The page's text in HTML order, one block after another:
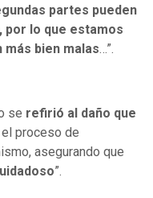
partes pueden
por lo que estamos
bien malas…”.
se refirió al daño que
proceso de
asegurando que
”.